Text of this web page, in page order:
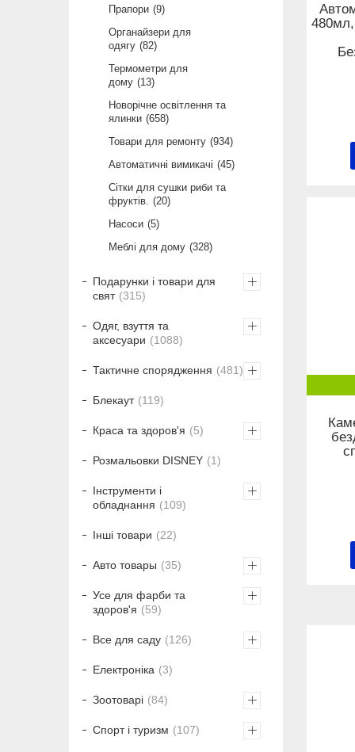
Прапори 9
Органайзери для
одягу 82
Термометри для
дому
13
Новорічне освітлення та
ялинки 658
Товари для ремонту 934
Автоматичні вимикачі
45
Сітки для сушки риби та
фруктів.
20
Насоси 5
Меблі для дому 328
Подарунки і товари для
свят
315
Одяг, взуття та
аксесуари
1088
Тактичне спорядження 481
Блекаут 119
Краса та здоров'я 5
Розмальовки DISNEY 1
Інструменти і
обладнання
109
Інші товари 22
Авто товары 35
Усе для фарби та
здоров'я
59
Все для саду 126
Електроніка 3
Зоотоварі 84
Спорт і туризм 107